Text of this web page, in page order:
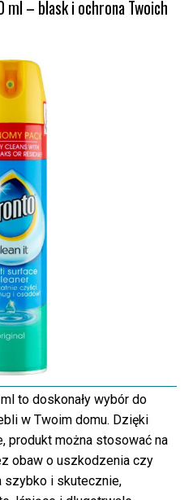
– blask i ochrona Twoich
to doskonały wybór do
w Twoim domu. Dzięki
produkt można stosować na
obaw o uszkodzenia czy
szybko i skutecznie,